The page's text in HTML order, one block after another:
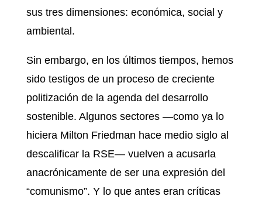
sus tres dimensiones: económica, social y
ambiental.
Sin embargo, en los últimos tiempos, hemos
sido testigos de un proceso de creciente
politización de la agenda del desarrollo
sostenible. Algunos sectores —como ya lo
hiciera Milton Friedman hace medio siglo al
descalificar la RSE— vuelven a acusarla
anacrónicamente de ser una expresión del
“comunismo”. Y lo que antes eran críticas